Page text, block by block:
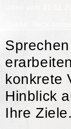
Urteil vom
konkrete
Hinblick
Ihre Ziele.